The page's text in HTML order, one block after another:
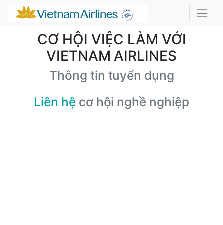
CƠ HỘI VIỆC LÀM VỚI
VIETNAM AIRLINES
Thông tin tuyển dụng
Liên hệ cơ hội nghề nghiệp